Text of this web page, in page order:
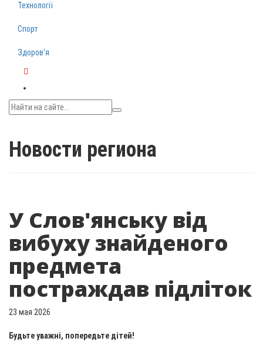
Технології
Спорт
Здоров‘я
Новости региона
У Слов'янську від
вибуху знайденого
предмета
постраждав підліток
23 мая 2026
Будьте уважні, попередьте дітей!